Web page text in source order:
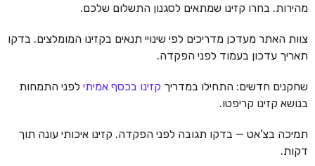
מהירות. בחרו קזינו שמתאים לסגנון התשלום שלכם.
צוות האתר מעדכן מדריכים לפי שינויי תנאים בקזינו המומלצים. בדקו
תאריך עדכון בעמוד לפני הפקדה.
שחקנים חדשים: התחילו במדריך קזינו בכסף אמיתי לפני התמחות
בנושא קזינו קריפטו.
תמיכה בצ'אט — בדקו תגובה לפני הפקדה. קזינו איכותי עונה תוך
דקות.